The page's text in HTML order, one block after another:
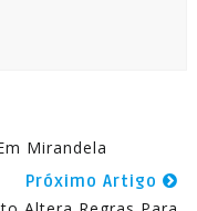
Mirandela
Próximo Artigo